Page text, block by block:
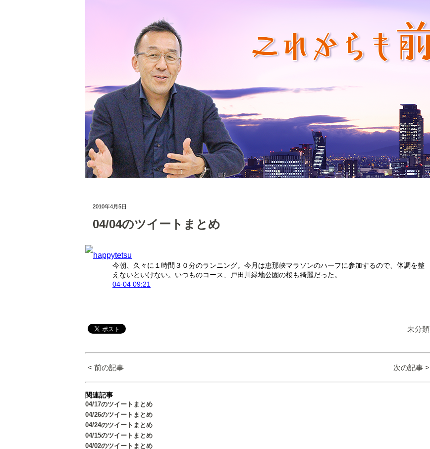
2010年4月5日
04/04のツイートまとめ
happytetsu
今朝、久々に１時間３０分のランニング。今月は恵那峡マラソンのハーフに参加するので、体調を整
えないといけない。いつものコース、戸田川緑地公園の桜も綺麗だった。
04-04 09:21
未分類
< 前の記事 次の記事 >
関連記事
04/17のツイートまとめ
04/26のツイートまとめ
04/24のツイートまとめ
04/15のツイートまとめ
04/02のツイートまとめ